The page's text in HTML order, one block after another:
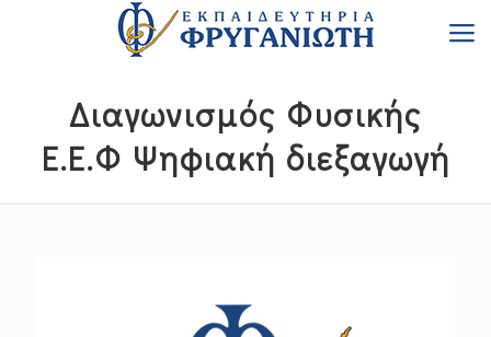
Διαγωνισμός Φυσικής
Ε.Ε.Φ Ψηφιακή διεξαγωγή